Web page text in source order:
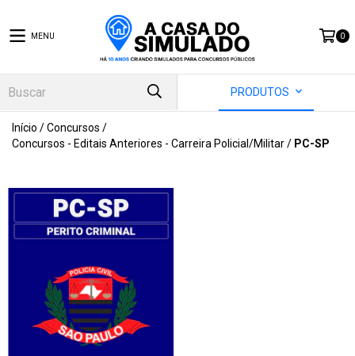
MENU 0
PRODUTOS
Início /Concursos /
Concursos - Editais Anteriores - Carreira Policial/Militar/ PC-SP